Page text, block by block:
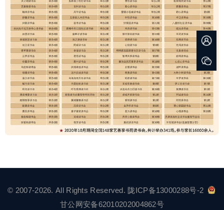
© 2007-2026. All Rights Reserved. 陇ICP备13000288号-2
甘公网安备62010202004862号